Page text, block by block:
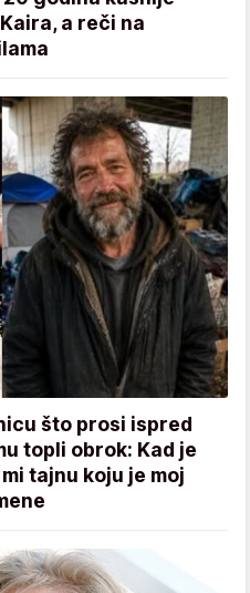
a reči na
što prosi ispred
topli obrok: Kad je
tajnu koju je moj